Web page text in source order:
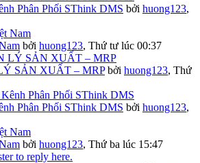
Phân Phối SThink DMS bởi huong123,
bởi huong123, Thứ tư lúc 00:37
SẢN XUẤT – MRP bởi huong123, Thứ
Phân Phối SThink DMS bởi huong123,
bởi huong123, Thứ ba lúc 15:47
to reply here.